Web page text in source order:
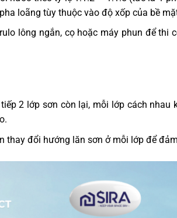
loãng tùy thuộc vào độ xốp của bề
lông ngắn, cọ hoặc máy phun để thi
2 lớp sơn còn lại, mỗi lớp cách nhau
thay đổi hướng lăn sơn ở mỗi lớp để